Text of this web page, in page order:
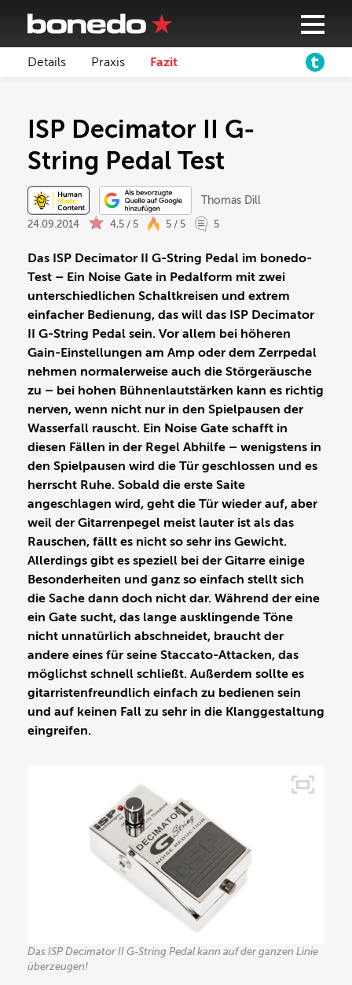
Details Praxis Fazit
ISP Decimator II G-
String Pedal Test
Thomas Dill
24.09.2014 4,5 / 5 5 / 5 5
Das ISP Decimator II G-String Pedal im bonedo-
Test – Ein Noise Gate in Pedalform mit zwei
unterschiedlichen Schaltkreisen und extrem
einfacher Bedienung, das will das ISP Decimator
II G-String Pedal sein. Vor allem bei höheren
Gain-Einstellungen am Amp oder dem Zerrpedal
nehmen normalerweise auch die Störgeräusche
zu – bei hohen Bühnenlautstärken kann es richtig
nerven, wenn nicht nur in den Spielpausen der
Wasserfall rauscht. Ein Noise Gate schafft in
diesen Fällen in der Regel Abhilfe – wenigstens in
den Spielpausen wird die Tür geschlossen und es
herrscht Ruhe. Sobald die erste Saite
angeschlagen wird, geht die Tür wieder auf, aber
weil der Gitarrenpegel meist lauter ist als das
Rauschen, fällt es nicht so sehr ins Gewicht.
Allerdings gibt es speziell bei der Gitarre einige
Besonderheiten und ganz so einfach stellt sich
die Sache dann doch nicht dar. Während der eine
ein Gate sucht, das lange ausklingende Töne
nicht unnatürlich abschneidet, braucht der
andere eines für seine Staccato-Attacken, das
möglichst schnell schließt. Außerdem sollte es
gitarristenfreundlich einfach zu bedienen sein
und auf keinen Fall zu sehr in die Klanggestaltung
eingreifen.
Das ISP Decimator II G-String Pedal kann auf der ganzen Linie
überzeugen!